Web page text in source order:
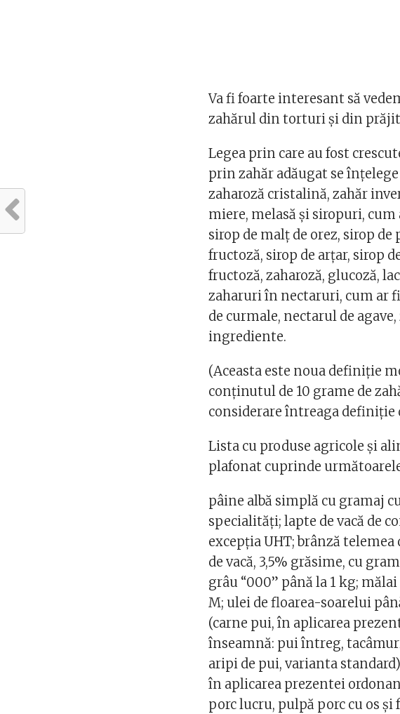
Va fi foarte interesant să
zahărul din torturi și din
Legea prin care au fost
prin zahăr adăugat se
zaharoză cristalină, zahăr
miere, melasă și siropuri,
sirop de malț de orez, sirop
fructoză, sirop de arțar, sirop
fructoză, zaharoză, glucoză,
zaharuri în nectaruri, cum ar
de curmale, nectarul de
ingrediente.
(Aceasta este noua definiție
conținutul de 10 grame de
considerare întreaga definiție
Lista cu produse agricole şi
plafonat cuprinde
pâine albă simplă cu gramaj
specialităţi; lapte de vacă de
excepţia UHT; brânză
de vacă, 3,5% grăsime, cu
grâu “000” până la 1 kg;
M; ulei de floarea-soarelui
(carne pui, în aplicarea
înseamnă: pui întreg,
aripi de pui, varianta
în aplicarea prezentei
porc lucru, pulpă porc cu os şi